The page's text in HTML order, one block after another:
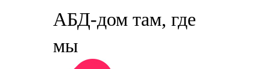
АБД-дом там, где
мы